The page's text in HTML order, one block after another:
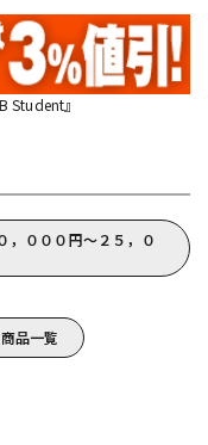
Student』
０００円～２５，０
品一覧